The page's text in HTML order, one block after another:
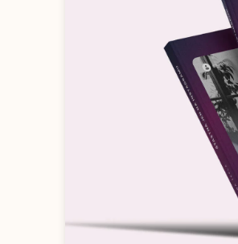
Šťastná jen na